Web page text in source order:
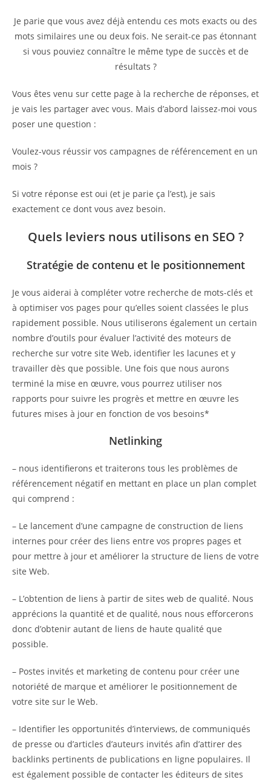
Je parie que vous avez déjà entendu ces mots exacts ou des
mots similaires une ou deux fois. Ne serait-ce pas étonnant
si vous pouviez connaître le même type de succès et de
résultats ?
Vous êtes venu sur cette page à la recherche de réponses, et
je vais les partager avec vous. Mais d’abord laissez-moi vous
poser une question :
Voulez-vous réussir vos campagnes de référencement en un
mois ?
Si votre réponse est oui (et je parie ça l’est), je sais
exactement ce dont vous avez besoin.
Quels leviers nous utilisons en SEO ?
Stratégie de contenu et le positionnement
Je vous aiderai à compléter votre recherche de mots-clés et
à optimiser vos pages pour qu’elles soient classées le plus
rapidement possible. Nous utiliserons également un certain
nombre d’outils pour évaluer l’activité des moteurs de
recherche sur votre site Web, identifier les lacunes et y
travailler dès que possible. Une fois que nous aurons
terminé la mise en œuvre, vous pourrez utiliser nos
rapports pour suivre les progrès et mettre en œuvre les
futures mises à jour en fonction de vos besoins*
Netlinking
– nous identifierons et traiterons tous les problèmes de
référencement négatif en mettant en place un plan complet
qui comprend :
– Le lancement d’une campagne de construction de liens
internes pour créer des liens entre vos propres pages et
pour mettre à jour et améliorer la structure de liens de votre
site Web.
– L’obtention de liens à partir de sites web de qualité. Nous
apprécions la quantité et de qualité, nous nous efforcerons
donc d’obtenir autant de liens de haute qualité que
possible.
– Postes invités et marketing de contenu pour créer une
notoriété de marque et améliorer le positionnement de
votre site sur le Web.
– Identifier les opportunités d’interviews, de communiqués
de presse ou d’articles d’auteurs invités afin d’attirer des
backlinks pertinents de publications en ligne populaires. Il
est également possible de contacter les éditeurs de sites